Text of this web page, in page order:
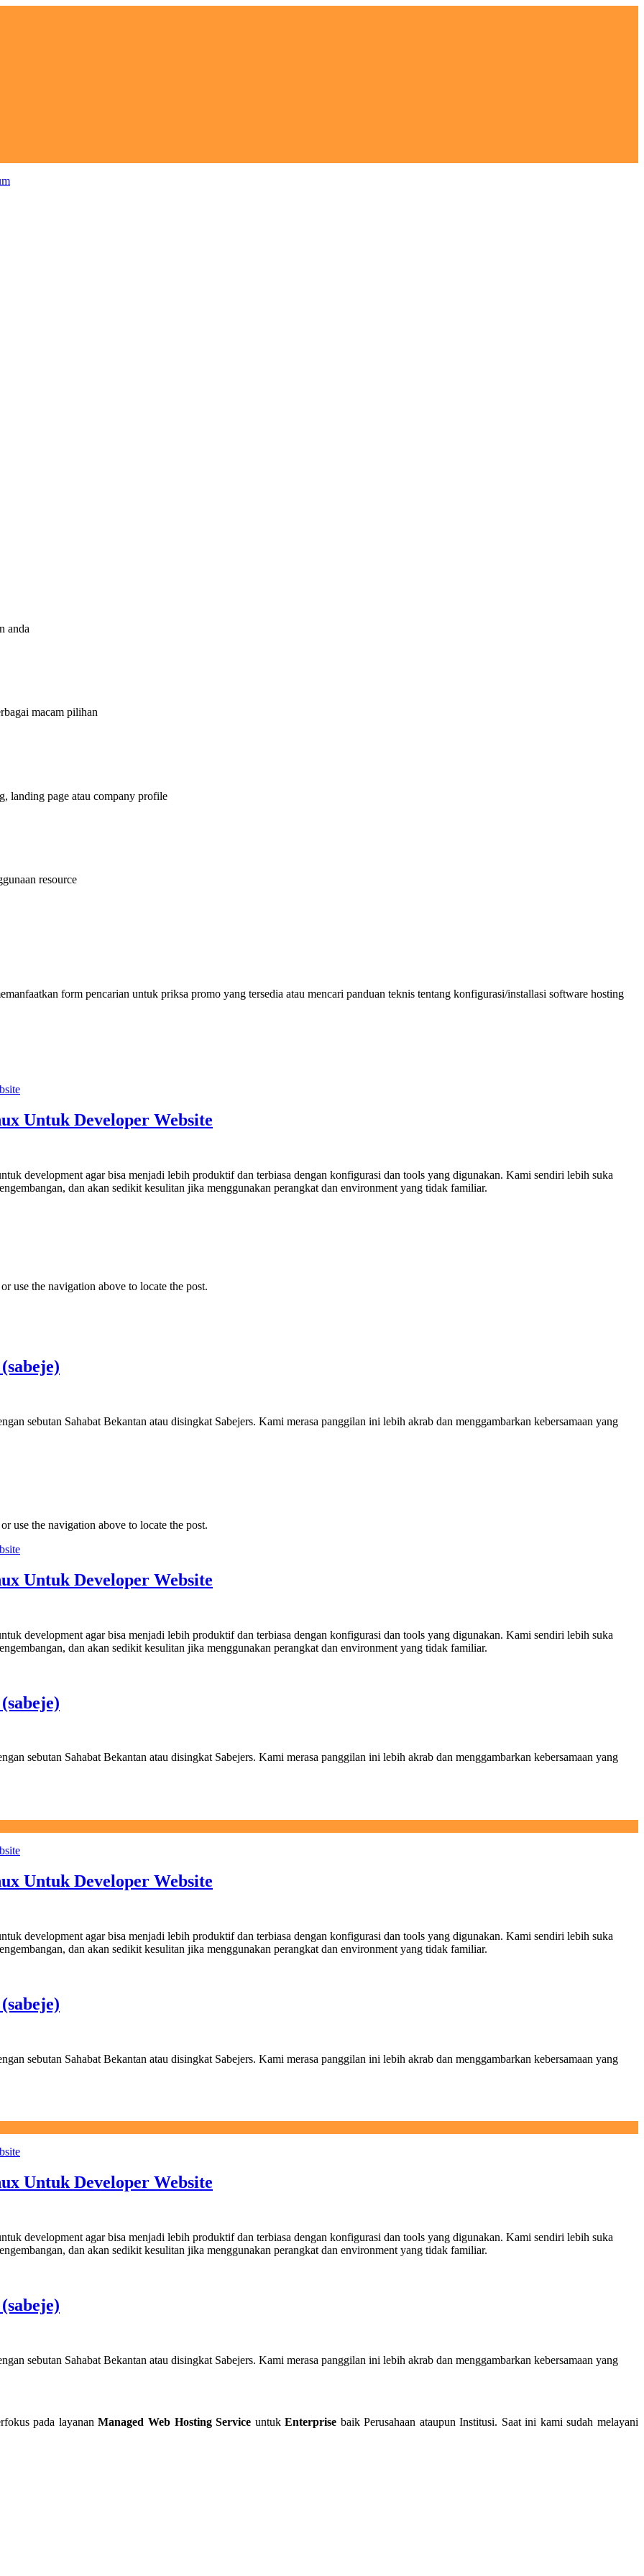
anda
macam pilihan
landing page atau company profile
resource
form pencarian untuk priksa promo yang tersedia atau mencari panduan teknis tentang konfigurasi/installasi software hosting
Untuk Developer Website
development agar bisa menjadi lebih produktif dan terbiasa dengan konfigurasi dan tools yang digunakan. Kami sendiri lebih suka
dan akan sedikit kesulitan jika menggunakan perangkat dan environment yang tidak familiar.
use the navigation above to locate the post.
sebutan Sahabat Bekantan atau disingkat Sabejers. Kami merasa panggilan ini lebih akrab dan menggambarkan kebersamaan yang
use the navigation above to locate the post.
Untuk Developer Website
development agar bisa menjadi lebih produktif dan terbiasa dengan konfigurasi dan tools yang digunakan. Kami sendiri lebih suka
dan akan sedikit kesulitan jika menggunakan perangkat dan environment yang tidak familiar.
sebutan Sahabat Bekantan atau disingkat Sabejers. Kami merasa panggilan ini lebih akrab dan menggambarkan kebersamaan yang
Untuk Developer Website
development agar bisa menjadi lebih produktif dan terbiasa dengan konfigurasi dan tools yang digunakan. Kami sendiri lebih suka
dan akan sedikit kesulitan jika menggunakan perangkat dan environment yang tidak familiar.
sebutan Sahabat Bekantan atau disingkat Sabejers. Kami merasa panggilan ini lebih akrab dan menggambarkan kebersamaan yang
Untuk Developer Website
development agar bisa menjadi lebih produktif dan terbiasa dengan konfigurasi dan tools yang digunakan. Kami sendiri lebih suka
dan akan sedikit kesulitan jika menggunakan perangkat dan environment yang tidak familiar.
sebutan Sahabat Bekantan atau disingkat Sabejers. Kami merasa panggilan ini lebih akrab dan menggambarkan kebersamaan yang
pada layananManaged Web Hosting Service untukEnterprise baik Perusahaan ataupun Institusi. Saat ini kami sudah melayani